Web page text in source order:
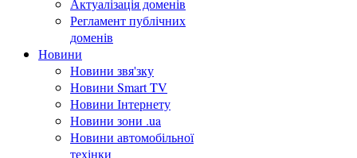
Актуалізація доменів
Регламент публічних
доменів
Новини
Новини звя'зку
Новини Smart TV
Новини Інтернету
Новини зони .ua
Новини автомобільної
техінки